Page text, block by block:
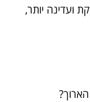
ועדינה יותר,